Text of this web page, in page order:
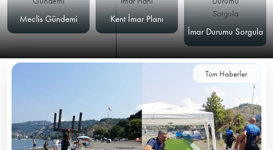
Meclis Gündemi
Kent İmar Planı
İmar Durumu Sorgula
Tüm Haberler